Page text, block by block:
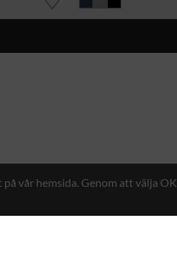
vår hemsida. Genom att välja OK